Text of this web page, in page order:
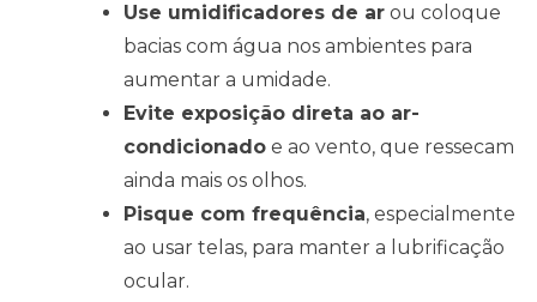
Use umidificadores de ar ou coloque
bacias com água nos ambientes para
aumentar a umidade.
Evite exposição direta ao ar-
condicionado e ao vento, que ressecam
ainda mais os olhos.
Pisque com frequência, especialmente
ao usar telas, para manter a lubrificação
ocular.